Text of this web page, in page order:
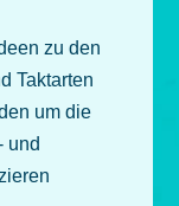
zu den
Taktarten
um die
und